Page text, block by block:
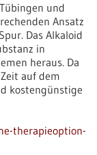
und
Ansatz
Das Alkaloid
in
heraus. Da
auf dem
kostengünstige
therapieoption-